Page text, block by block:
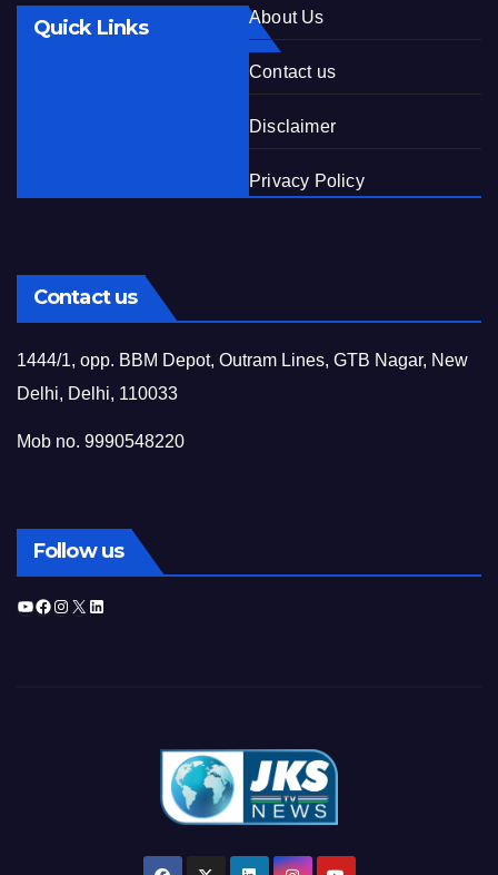
Quick Links About Us
Contact us
Disclaimer
Privacy Policy
Contact us
1444/1, opp. BBM Depot, Outram Lines, GTB Nagar, New
Delhi, Delhi, 110033
Mob no. 9990548220
Follow us
YouTube
Facebook
Instagram
X LinkedIn